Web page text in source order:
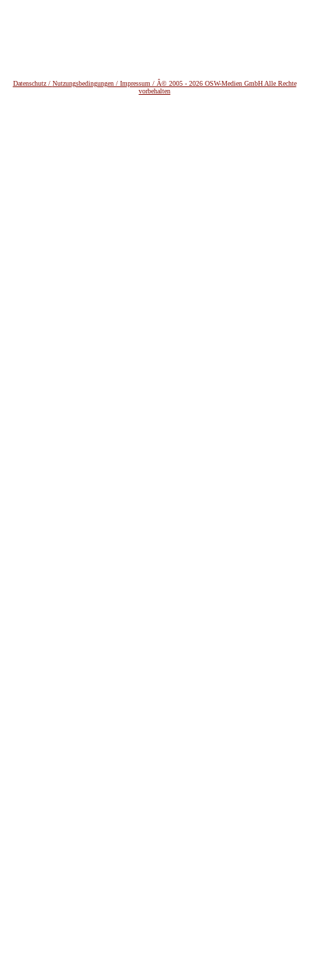
Datenschutz / Nutzungsbedingungen / Impressum / Â© 2005 - 2026 OSW-Medien GmbH Alle Rechte
vorbehalten